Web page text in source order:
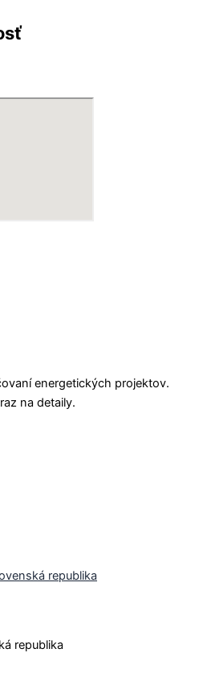
energetických projektov.
na detaily.
republika
republika